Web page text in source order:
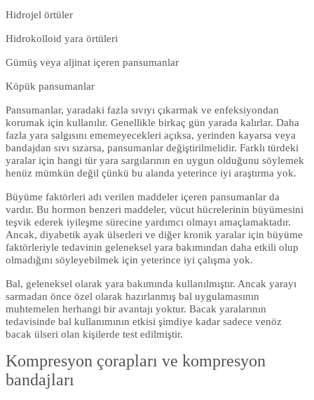
Hidrojel örtüler
Hidrokolloid yara örtüleri
Gümüş veya aljinat içeren pansumanlar
Köpük pansumanlar
Pansumanlar, yaradaki fazla sıvıyı çıkarmak ve enfeksiyondan
korumak için kullanılır. Genellikle birkaç gün yarada kalırlar. Daha
fazla yara salgısını ememeyecekleri açıksa, yerinden kayarsa veya
bandajdan sıvı sızarsa, pansumanlar değiştirilmelidir. Farklı türdeki
yaralar için hangi tür yara sargılarının en uygun olduğunu söylemek
henüz mümkün değil çünkü bu alanda yeterince iyi araştırma yok.
Büyüme faktörleri adı verilen maddeler içeren pansumanlar da
vardır. Bu hormon benzeri maddeler, vücut hücrelerinin büyümesini
teşvik ederek iyileşme sürecine yardımcı olmayı amaçlamaktadır.
Ancak, diyabetik ayak ülserleri ve diğer kronik yaralar için büyüme
faktörleriyle tedavinin geleneksel yara bakımından daha etkili olup
olmadığını söyleyebilmek için yeterince iyi çalışma yok.
Bal, geleneksel olarak yara bakımında kullanılmıştır. Ancak yarayı
sarmadan önce özel olarak hazırlanmış bal uygulamasının
muhtemelen herhangi bir avantajı yoktur. Bacak yaralarının
tedavisinde bal kullanımının etkisi şimdiye kadar sadece venöz
bacak ülseri olan kişilerde test edilmiştir.
Kompresyon çorapları ve kompresyon
bandajları